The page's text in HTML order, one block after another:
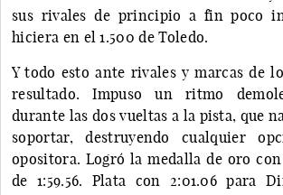
sus rivales de principio a fin poco
hiciera en el 1.500 de Toledo.
Y todo esto ante rivales y marcas de
resultado. Impuso un ritmo
durante las dos vueltas a la pista, que
soportar, destruyendo cualquier
opositora. Logró la medalla de oro
de 1:59.56. Plata con 2:01.06 para